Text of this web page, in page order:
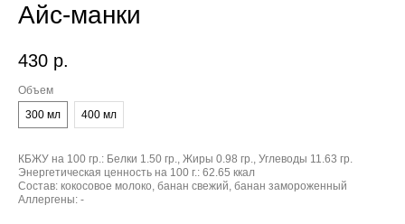
Айс-манки
430 р.
Объем
300 мл
400 мл
КБЖУ на 100 гр.: Белки 1.50 гр., Жиры 0.98 гр., Углеводы 11.63 гр.
Энергетическая ценность на 100 г.: 62.65 ккал
Состав: кокосовое молоко, банан свежий, банан замороженный
Аллергены: -